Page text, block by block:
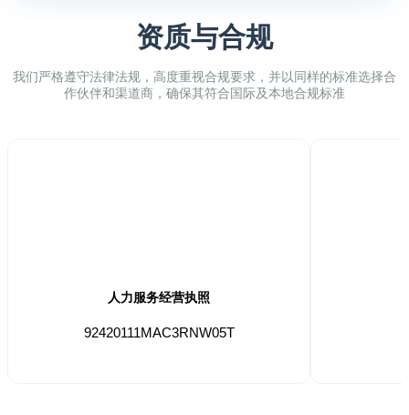
资质与合规
我们严格遵守法律法规，高度重视合规要求，并以同样的标准选择合
作伙伴和渠道商，确保其符合国际及本地合规标准
人力服务经营执照
92420111MAC3RNW05T